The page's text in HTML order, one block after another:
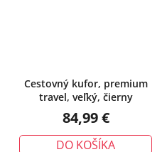
Cestovný kufor, premium
travel, veľký, čierny
84,99 €
DO KOŠÍKA